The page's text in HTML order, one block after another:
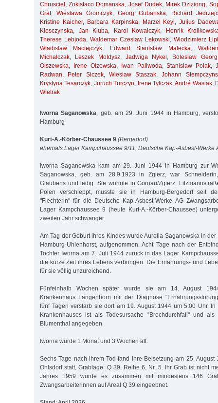
Chrusciel ,Zokistaco Domanska, Josef Dudek, Mirek Dziziong,
Grat,Wieslawa Gromczyk,Georg Gubanska,
Richard
Kristine Kaicher, Barbara Karpinska, Marzel Keyl ,Julius
Klesczynska, Jan Kluba, Karol Kowalczyk,
Henrik
Therese Lebjoda, Waldemar Czeslaw Lekowski, Wlodzimierz
Wladislaw Maciejczyk, Edward Stanislaw Malecka,
Michalczak, Leszek Moldysz, Jadwiga Nykel ,
Boleslaw
Olszewska, Irene Olzewska, Iwan Paliwoda,Stanislaw Polak,
Radwan, Peter Siczek, Wieslaw Staszak,Johann
Krystyna Tesarczyk, Juruch Turczyn, Irene Tylczak,André Wasiak,
Wietrak
Iworna Saganowska , geb. am 29. Juni 1944 in Hamburg,
Hamburg
Kurt-A.-Körber-Chaussee 9 (Bergedorf)
ehemals Lager Kampchaussee 9/11, Deutsche Kap-Asbest-Werke
Iworna Saganowska kam am 29. Juni 1944 in Hamburg zur
Saganowska, geb. am 28.9.1923 in Zgierz, war Schneiderin,
Glaubens und ledig. Sie wohnte in Görnau/Zgierz,
Polen verschleppt, musste sie in Hamburg-Bergedorf seit
"Flechterin" für die Deutsche Kap-Asbest-Werke AG
Lager Kampchaussee 9 (heute Kurt-A.-Körber-Chaussee)
zweiten Jahr schwanger.
Am Tag der Geburt ihres Kindes wurde Aurelia Saganowska in
Hamburg-Uhlenhorst, aufgenommen. Acht Tage nach der
Tochter Iworna am 7. Juli 1944 zurück in das Lager
die kurze Zeit ihres Lebens verbringen. Die Ernährungs- und
für sie völlig unzureichend.
Fünfeinhalb Wochen später wurde sie am 14. August
Krankenhaus Langenhorn mit der Diagnose
fünf Tagen verstarb sie dort am 19. August 1944 um 5:00 Uhr.
Krankenhauses ist als Todesursache "Brechdurchfall" und als
Blumenthal angegeben.
Iworna wurde 1 Monat und 3 Wochen alt.
Sechs Tage nach ihrem Tod fand ihre Beisetzung am 25. August
Ohlsdorf statt, Grablage: Q 39, Reihe 6, Nr. 5. Ihr Grab ist nicht
Jahres 1959 wurde es zusammen mit mindestens 146
Zwangsarbeiterinnen auf Areal Q 39 eingeebnet.